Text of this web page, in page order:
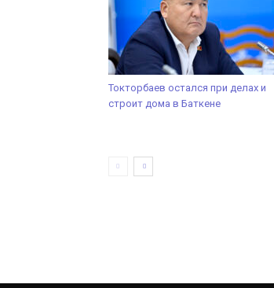
Токторбаев остался при делах и
строит дома в Баткене